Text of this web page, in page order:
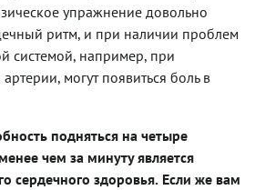
упражнение довольно
ритм, и при наличии проблем
системой, например, при
могут появиться боль в
подняться на четыре
чем за минуту является
сердечного здоровья. Если же вам